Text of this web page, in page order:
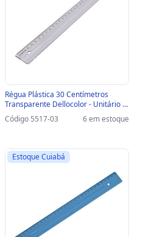
Régua Plástica 30 Centímetros
Transparente Dellocolor - Unitário -
3109.H-SINOP-03 - 3109.H.0100
Código 5517-03 6 em estoque
Estoque Cuiabá